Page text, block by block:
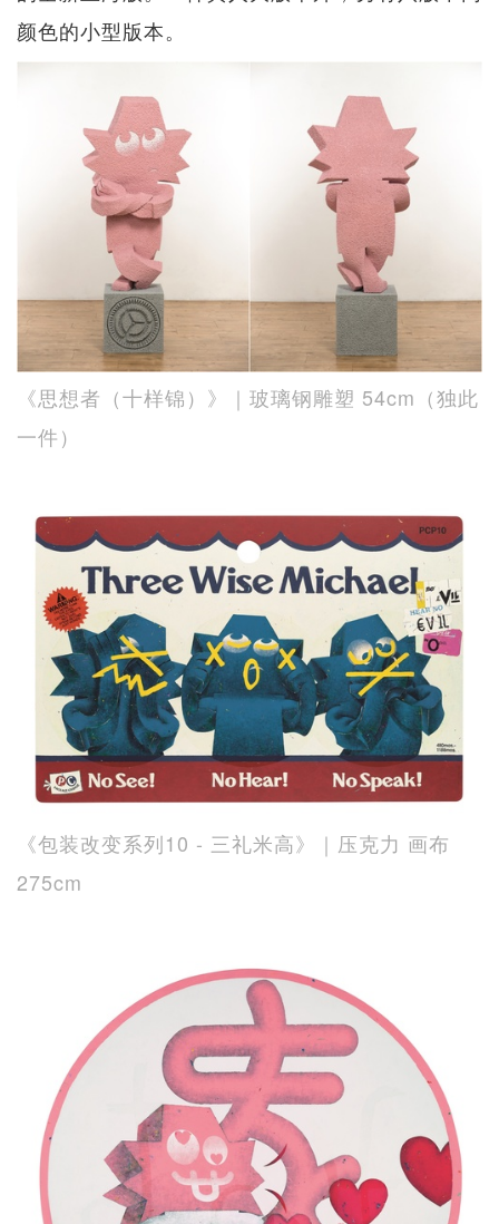
颜色的小型版本。
《思想者（十样锦）》｜玻璃钢雕塑 54cm（独此
一件）
《包装改变系列10 - 三礼米高》｜压克力 画布
275cm